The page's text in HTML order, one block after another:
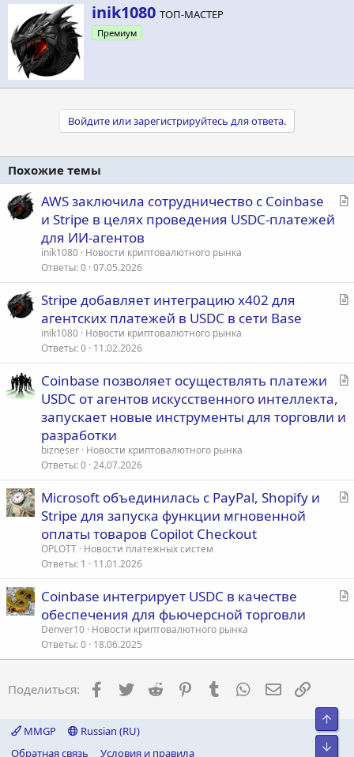
А
в
т
inik1080 ТОП-МАСТЕР
Премиум
Войдите или зарегистрируйтесь для ответа.
Похожие темы
С
AWS заключила сотрудничество с Coinbase
и Stripe в целях проведения USDC-платежей
для ИИ-агентов
inik1080 Новости криптовалютного рынка
Ответы 0 07.05.2026
С
я
Stripe добавляет интеграцию x402 для
агентских платежей в USDC в сети Base
inik1080 Новости криптовалютного рынка
Ответы 0 11.02.2026
С
Coinbase позволяет осуществлять платежи
USDC от агентов искусственного интеллекта,
запускает новые инструменты для торговли и
разработки
bizneser Новости криптовалютного рынка
Ответы 0 24.07.2026
С
Microsoft объединилась с PayPal, Shopify и
Stripe для запуска функции мгновенной
оплаты товаров Copilot Checkout
OPLOTT Новости платежных систем
Ответы 1 11.01.2026
С
ь
Coinbase интегрирует USDC в качестве
обеспечения для фьючерсной торговли
Denver10 Новости криптовалютного рынка
Ответы 0 18.06.2025
Поделиться: Facebook
Twitter Reddit PinterestTumblr WhatsApp
MMGP
Russian (RU)
Обратная связь
Условия и правила